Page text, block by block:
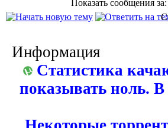
Показать сообщения за:
Информация
Статистика
показывать ноль.